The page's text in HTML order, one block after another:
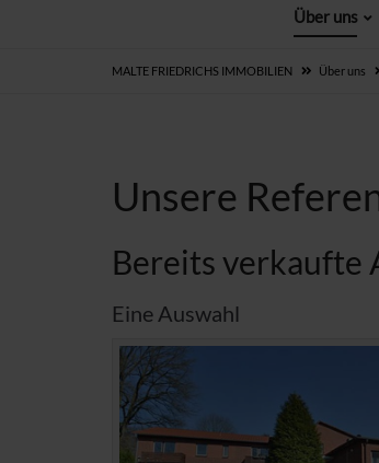
Über uns
MALTE FRIEDRICHS IMMOBILIEN Über uns
Unsere
Bereits verkaufte
Eine Auswahl